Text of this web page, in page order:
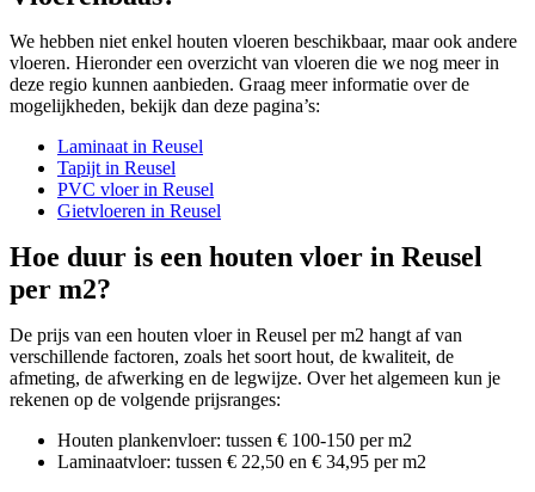
We hebben niet enkel houten vloeren beschikbaar, maar ook andere
vloeren. Hieronder een overzicht van vloeren die we nog meer in
deze regio kunnen aanbieden. Graag meer informatie over de
mogelijkheden, bekijk dan deze pagina’s:
Laminaat in Reusel
Tapijt in Reusel
PVC vloer in Reusel
Gietvloeren in Reusel
Hoe duur is een houten vloer in Reusel
per m2?
De prijs van een houten vloer in Reusel per m2 hangt af van
verschillende factoren, zoals het soort hout, de kwaliteit, de
afmeting, de afwerking en de legwijze. Over het algemeen kun je
rekenen op de volgende prijsranges:
Houten plankenvloer: tussen € 100-150 per m2
Laminaatvloer: tussen € 22,50 en € 34,95 per m2